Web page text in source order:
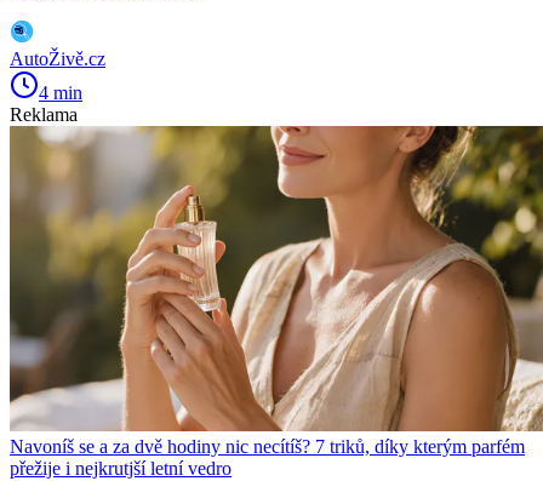
AutoŽivě.cz
4 min
Reklama
Navoníš se a za dvě hodiny nic necítíš? 7 triků, díky kterým parfém
přežije i nejkrutjší letní vedro